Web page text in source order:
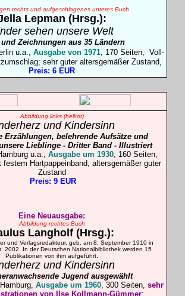
rechts und aufgeschlagenes unteres Buch
Lepman (Hrsg.):
sehen unsere Welt
und Zeichnungen aus 35 Ländern
u.a., Ausgabe von 1971, 170 Seiten, Voll-
sehr guter altersgemäßer Zustand,
Preis: 6 EUR
Abbildung links (hellrot)
und Kindersinn
Erzählungen, belehrende Aufsätze und
Lieblinge - Dritter Band - Illustriert
u.a., Ausgabe um 1930, 160 Seiten,
festem Hartpappeinband, altersgemäßer guter
Zustand
Preis: 9 EUR
Eine Neuausgabe:
Abbildung rechtes Buch
Langholf(Hrsg.):
und Verlagsredakteur, geb. am 8. September 1910 in
2002. In der Deutschen Nationalbibliothek werden 15
Publikationen von ihm aufgeführt.
und Kindersinn
Jugend ausgewählt
Ausgabe um 1960, 300 Seiten, sehr
von Ilse Kollmann-Gümmer;